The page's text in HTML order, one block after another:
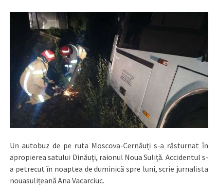
Un autobuz de pe ruta Moscova-Cernăuți s-a răsturnat în
apropierea satului Dinăuți, raionul Noua Suliță. Accidentul s-
a petrecut în noaptea de duminică spre luni, scrie jurnalista
nouasulițeană Ana Vacarciuc.